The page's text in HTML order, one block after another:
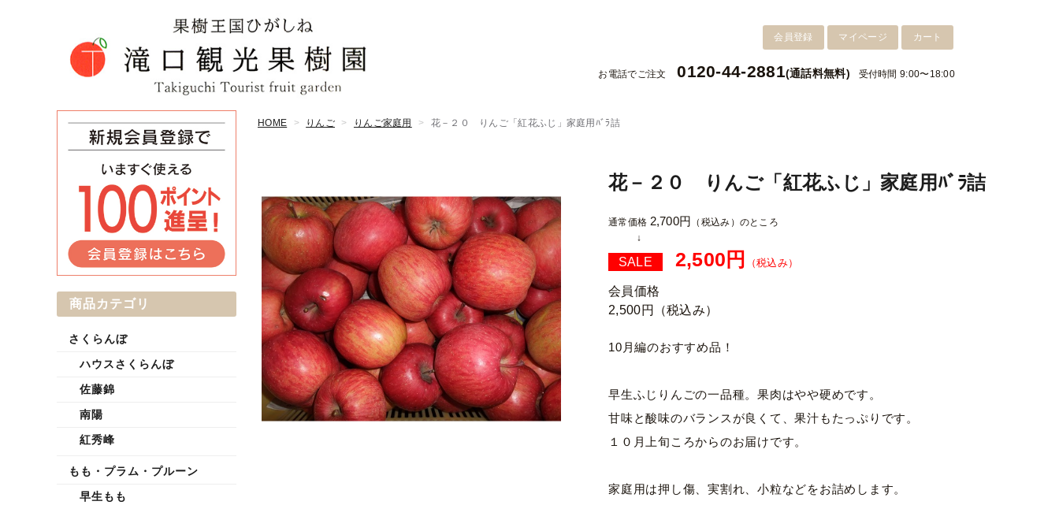
カート
マイページ
会員登録
お電話でご注文 0120-44-2881(通話料無料) 受付時間 9:00〜18:00
HOME りんご りんご家庭用 花－２０ りんご「紅花ふじ」家庭用ﾊﾞﾗ詰
花－２０ りんご「紅花ふじ」家庭用ﾊﾞﾗ詰
通常価格 2,700円 （税込み） のところ
SALE 2,500円 （税込み）
会員価格
2,500円
（税込み）
10月編のおすすめ品！
早生ふじりんごの一品種。果肉はやや硬めです。
甘味と酸味のバランスが良くて、果汁もたっぷりです。
１０月上旬ころからのお届けです。
家庭用は押し傷、実割れ、小粒などをお詰めします。
商品カテゴリ
さくらんぼ
ハウスさくらんぼ
佐藤錦
南陽
紅秀峰
もも・プラム・プルーン
早生もも